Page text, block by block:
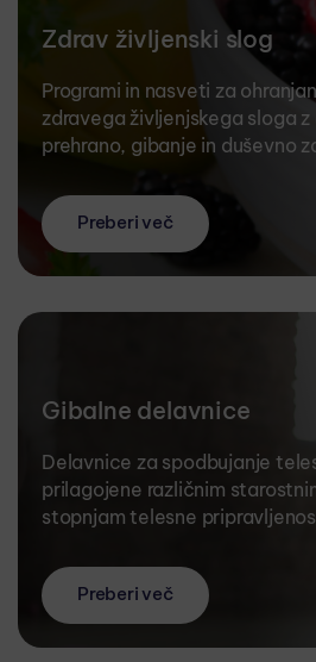
Zdrav življenski slog
Programi in nasveti za
zdravega življenjskega sloga
prehrano, gibanje in duševno
Preberi več
Gibalne delavnice
Delavnice za spodbujanje
prilagojene različnim
stopnjam telesne
Preberi več